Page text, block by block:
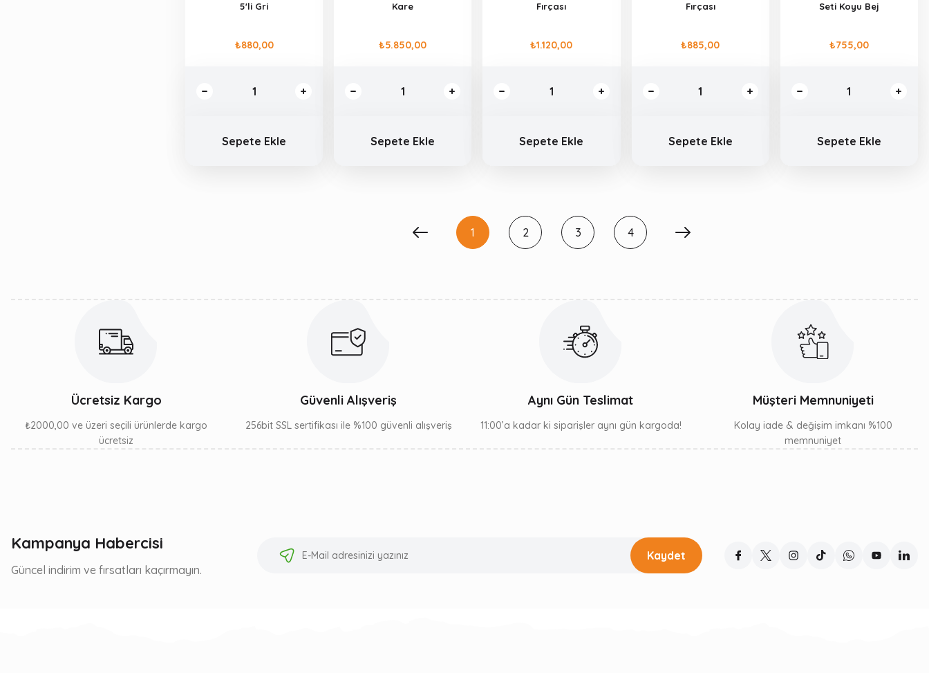
5'li Gri
₺880,00
Sepete Ekle
Kare
₺5.850,00
Sepete Ekle
Fırçası
₺1.120,00
Sepete Ekle
Fırçası
₺885,00
Sepete Ekle
Seti Koyu Bej
₺755,00
Sepete Ekle
1 2 3 4
Ücretsiz Kargo
₺2000,00 ve üzeri seçili ürünlerde kargo
ücretsiz
Güvenli Alışveriş
256bit SSL sertifikası ile %100 güvenli alışveriş
Aynı Gün Teslimat
11:00’a kadar ki siparişler aynı gün kargoda!
Müşteri Memnuniyeti
Kolay iade & değişim imkanı %100
memnuniyet
Kampanya Habercisi
Güncel indirim ve fırsatları kaçırmayın.
Kaydet